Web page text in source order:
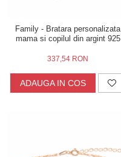
Family - Bratara personalizata
mama si copilul din argint 925
337,54 RON
ADAUGA IN COS